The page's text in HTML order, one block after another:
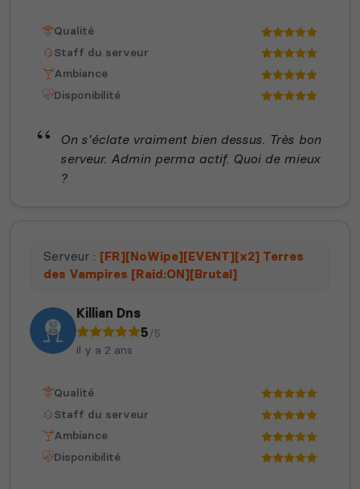
Qualité
Staff du serveur
Ambiance
Disponibilité
On s'éclate vraiment bien dessus. Très bon
serveur. Admin perma actif. Quoi de mieux
?
Serveur : [FR][NoWipe][EVENT][x2] Terres
des Vampires [Raid:ON][Brutal]
Killian Dns
5/5
il y a 2 ans
Qualité
Staff du serveur
Ambiance
Disponibilité